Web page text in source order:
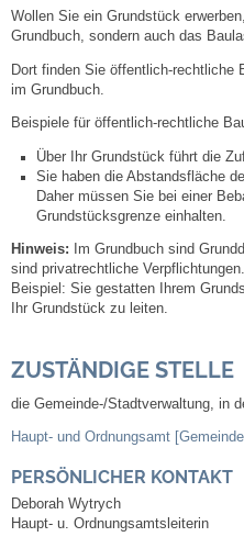
Steuern
Gebühren und Beiträge
Ortsrecht
Haushalt 2026
Trinkwasser - Härtebereich
Service
Notdienste
Fahrplanauskünfte
Wollen Sie ein Grundstück
Grundbuch, sondern auch das
Dort finden Sie öffentlich-rechtliche
im Grundbuch.
Beispiele für öffentlich-rechtliche
Über Ihr Grundstück führt die
Sie haben die Abstandsfläche
Daher müssen Sie bei einer
Grundstücksgrenze einhalten.
Hinweis: Im Grundbuch sind
sind privatrechtliche Verpflichtungen.
Beispiel: Sie gestatten Ihrem Grund
Ihr Grundstück zu leiten.
ZUSTÄNDIGE STELLE
die Gemeinde-/Stadtverwaltung, in
Haupt- und Ordnungsamt
PERSÖNLICHER KONTAKT
Deborah Wytrych
Haupt- u. Ordnungsamtsleiterin